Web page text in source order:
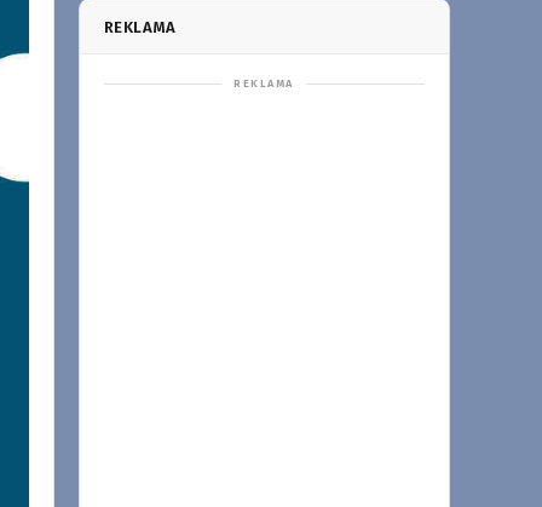
REKLAMA